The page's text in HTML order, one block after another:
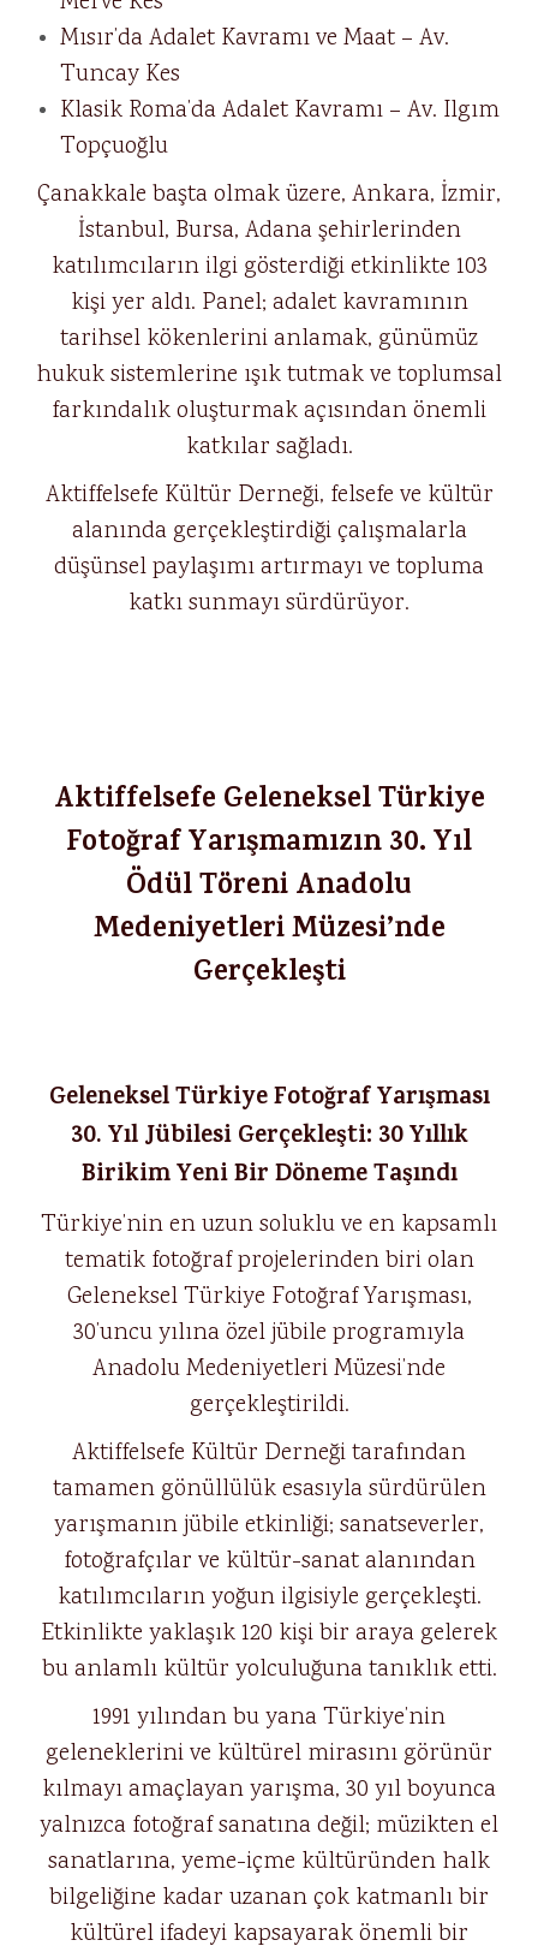
Mısır’da Adalet Kavramı ve Maat – Av.
Tuncay Kes
Klasik Roma’da Adalet Kavramı – Av. Ilgım
Topçuoğlu
Çanakkale başta olmak üzere, Ankara, İzmir,
İstanbul, Bursa, Adana şehirlerinden
katılımcıların ilgi gösterdiği etkinlikte 103
kişi yer aldı. Panel; adalet kavramının
tarihsel kökenlerini anlamak, günümüz
hukuk sistemlerine ışık tutmak ve toplumsal
farkındalık oluşturmak açısından önemli
katkılar sağladı.
Aktiffelsefe Kültür Derneği, felsefe ve kültür
alanında gerçekleştirdiği çalışmalarla
düşünsel paylaşımı artırmayı ve topluma
katkı sunmayı sürdürüyor.
Aktiffelsefe Geleneksel Türkiye
Fotoğraf Yarışmamızın 30. Yıl
Ödül Töreni Anadolu
Medeniyetleri Müzesi’nde
Gerçekleşti
Geleneksel Türkiye Fotoğraf Yarışması
30. Yıl Jübilesi Gerçekleşti: 30 Yıllık
Birikim Yeni Bir Döneme Taşındı
Türkiye’nin en uzun soluklu ve en kapsamlı
tematik fotoğraf projelerinden biri olan
Geleneksel Türkiye Fotoğraf Yarışması,
30’uncu yılına özel jübile programıyla
Anadolu Medeniyetleri Müzesi’nde
gerçekleştirildi.
Aktiffelsefe Kültür Derneği tarafından
tamamen gönüllülük esasıyla sürdürülen
yarışmanın jübile etkinliği; sanatseverler,
fotoğrafçılar ve kültür-sanat alanından
katılımcıların yoğun ilgisiyle gerçekleşti.
Etkinlikte yaklaşık 120 kişi bir araya gelerek
bu anlamlı kültür yolculuğuna tanıklık etti.
1991 yılından bu yana Türkiye’nin
geleneklerini ve kültürel mirasını görünür
kılmayı amaçlayan yarışma, 30 yıl boyunca
yalnızca fotoğraf sanatına değil; müzikten el
sanatlarına, yeme-içme kültüründen halk
bilgeliğine kadar uzanan çok katmanlı bir
kültürel ifadeyi kapsayarak önemli bir